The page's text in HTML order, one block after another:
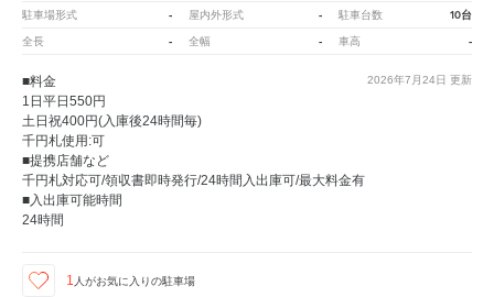
駐車場形式 - 屋内外形式 - 駐車台数 10台
全長 - 全幅 - 車高 -
2026年7月24日 更新
■料金
1日平日550円
土日祝400円(入庫後24時間毎)
千円札使用:可
■提携店舗など
千円札対応可/領収書即時発行/24時間入出庫可/最大料金有
■入出庫可能時間
24時間
1 人がお気に入りの駐車場